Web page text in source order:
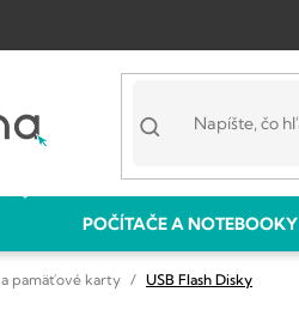
POČÍTAČE A NOTEBOOKY
a pamäťové karty USB Flash Disky